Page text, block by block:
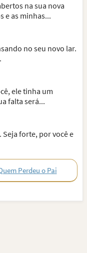
na sua nova
e as minhas...
no seu novo lar.
ele tinha um
falta será...
Seja forte, por você e
Perdeu o Pai